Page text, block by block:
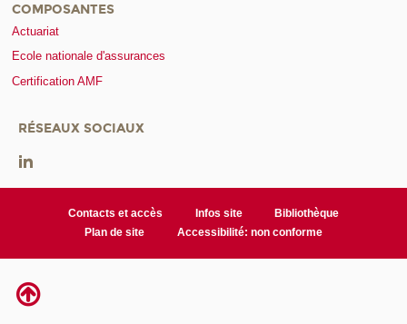
COMPOSANTES
Actuariat
Ecole nationale d'assurances
Certification AMF
RÉSEAUX SOCIAUX
Contacts et accès Infos site
Bibliothèque
Plan de site
Accessibilité: non conforme